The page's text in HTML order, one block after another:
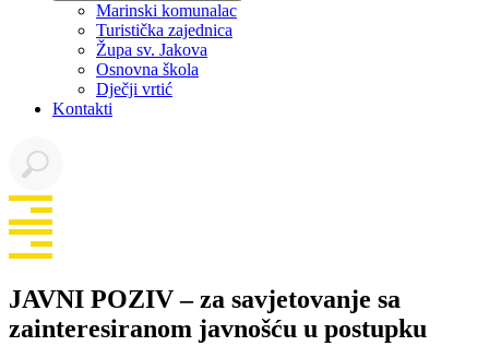
Marinski komunalac
Turistička zajednica
Župa sv. Jakova
Osnovna škola
Dječji vrtić
Kontakti
JAVNI POZIV – za savjetovanje sa
zainteresiranom javnošću u postupku